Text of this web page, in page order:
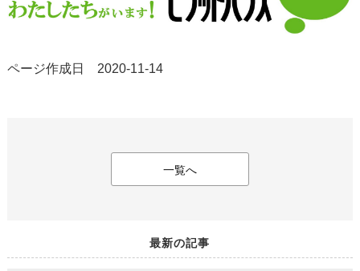
ページ作成日 2020-11-14
一覧へ
最新の記事